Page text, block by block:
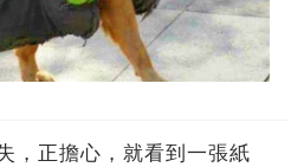
，正擔心，就看到一張紙